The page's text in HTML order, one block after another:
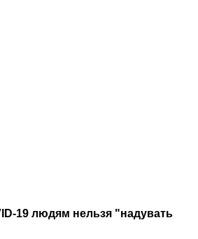
19 людям нельзя "надувать